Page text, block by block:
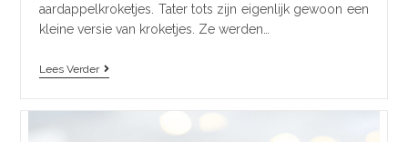
aardappelkroketjes. Tater tots zijn eigenlijk gewoon een
kleine versie van kroketjes. Ze werden…
Lees Verder